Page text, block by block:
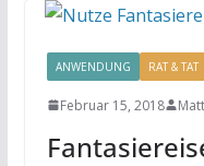
ANWENDUNG RAT & TAT
Februar 15, 2018